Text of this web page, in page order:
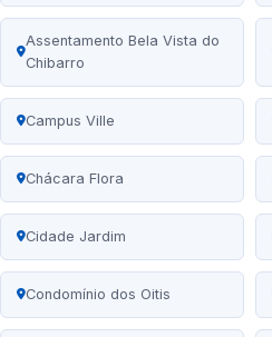
Assentamento Bela Vista do
Chibarro
Campus Ville
Chácara Flora
Cidade Jardim
Condomínio dos Oitis